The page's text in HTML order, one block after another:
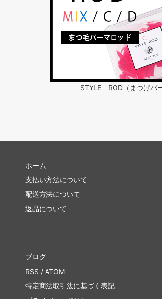
STYLE ROD（まつげパー
ホーム
支払い方法について
配送方法について
返品について
ブログ
RSS / ATOM
特定商法取引法に基づく表記